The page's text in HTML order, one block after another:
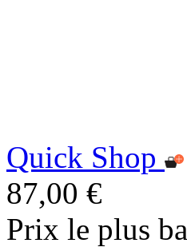
Quick Shop
87,00 €
Prix le plus